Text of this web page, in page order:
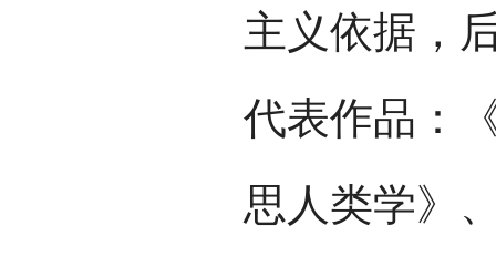
主义依据，
代表作品：
思人类学》